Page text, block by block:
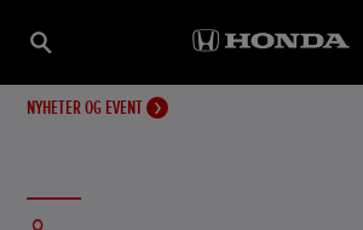
NYHETER OG EVENT